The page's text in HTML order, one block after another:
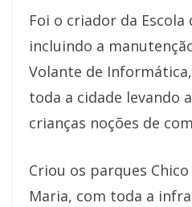
Foi o criador da
incluindo a
Volante de
toda a cidade levando
crianças noções de
Criou os parques
Maria, com toda a